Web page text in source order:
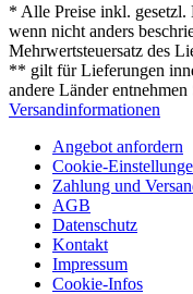
* Alle Preise inkl. gesetzl.
wenn nicht anders
Mehrwertsteuersatz des
** gilt für Lieferungen
andere Länder
Versandinformationen
Angebot anfordern
Cookie-
Zahlung und
AGB
Datenschutz
Kontakt
Impressum
Cookie-Infos